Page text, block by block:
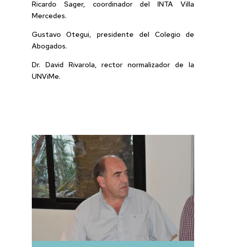
Ricardo Sager, coordinador del INTA Villa
Mercedes.
Gustavo Otegui, presidente del Colegio de
Abogados.
Dr. David Rivarola, rector normalizador de la
UNViMe.